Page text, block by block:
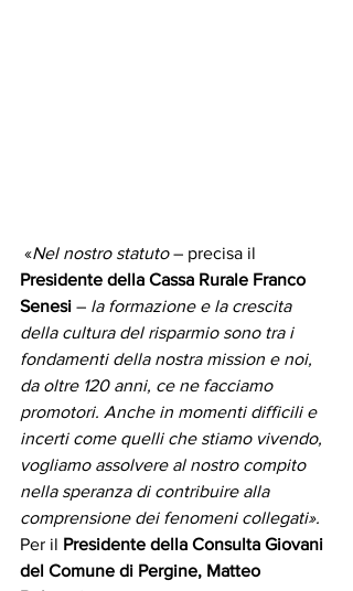
«Nel nostro statuto – precisa il
Presidente della Cassa Rurale Franco
Senesi – la formazione e la crescita
della cultura del risparmio sono tra i
fondamenti della nostra mission e noi,
da oltre 120 anni, ce ne facciamo
promotori. Anche in momenti difficili e
incerti come quelli che stiamo vivendo,
vogliamo assolvere al nostro compito
nella speranza di contribuire alla
comprensione dei fenomeni collegati».
Per il Presidente della Consulta Giovani
del Comune di Pergine, Matteo